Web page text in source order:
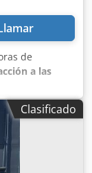
de
a las
poco común,
pequeña,
* BRAZO
para
con un
de
Clasificado